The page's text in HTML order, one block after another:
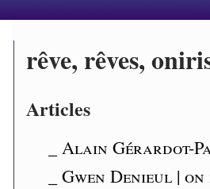
rêve, rêves,
Articles
_ Alain Gérardot-
_ Gwen Denieul |